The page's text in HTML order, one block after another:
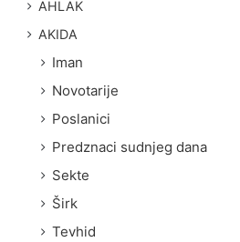
AHLAK
AKIDA
Iman
Novotarije
Poslanici
Predznaci sudnjeg dana
Sekte
Širk
Tevhid